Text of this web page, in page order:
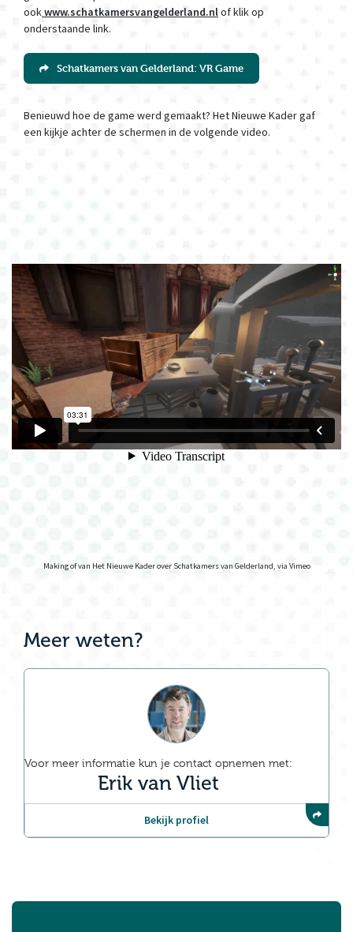
ookwww.schatkamersvangelderland.nlof klik op
onderstaande link.
Schatkamers van Gelderland: VR Game
Benieuwd hoe de game werd gemaakt? Het Nieuwe Kader gaf
een kijkje achter de schermen in de volgende video.
Making of van Het Nieuwe Kader over Schatkamers van Gelderland, via Vimeo
Meer weten?
Voor meer informatie kun je contact opnemen met:
Erik van Vliet
Bekijk profiel